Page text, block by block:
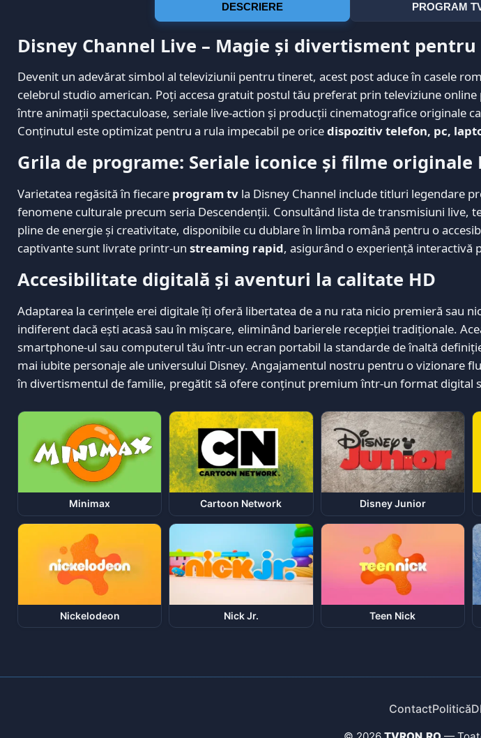
DESCRIERE PROGRAM
Disney Channel Live – Magie și divertisment
Devenit un adevărat simbol al televiziunii pentru tineret, acest post aduce în casele
celebrul studio american. Poți accesa gratuit postul tău preferat prin televiziune
între animații spectaculoase, seriale live-action și producții cinematografice originale
Conținutul este optimizat pentru a rula impecabil pe oricedispozitiv telefon, pc,
Grila de programe: Seriale iconice și filme originale
Varietatea regăsită în fiecare program tv la Disney Channel include titluri legendare
fenomene culturale precum seria Descendenții. Consultând lista de transmisiuni live,
pline de energie și creativitate, disponibile cu dublare în limba română pentru o
captivante sunt livrate printr-un streaming rapid, asigurând o experiență interactivă
Accesibilitate digitală și aventuri la calitate HD
Adaptarea la cerințele erei digitale îți oferă libertatea de a nu rata nicio premieră sau
indiferent dacă ești acasă sau în mișcare, eliminând barierele recepției tradiționale.
smartphone-ul sau computerul tău într-un ecran portabil la standarde de înaltă
mai iubite personaje ale universului Disney. Angajamentul nostru pentru o vizionare
în divertismentul de familie, pregătit să ofere conținut premium într-un format digital
Minimax Cartoon Network Disney Junior
Nickelodeon Nick Jr. Teen Nick
ContactPolitică